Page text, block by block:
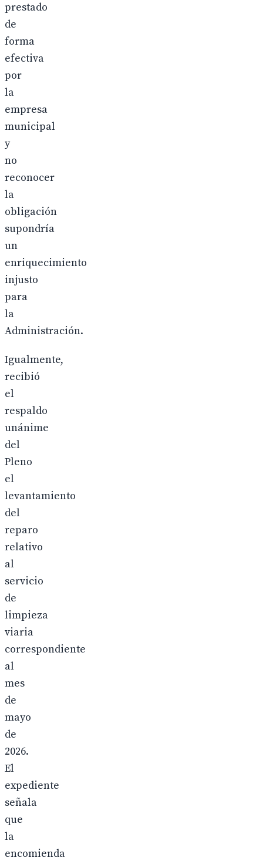
prestado
de
forma
efectiva
por
la
empresa
municipal
y
no
reconocer
la
obligación
supondría
un
enriquecimiento
injusto
para
la
Administración.
Igualmente,
recibió
el
respaldo
unánime
del
Pleno
el
levantamiento
del
reparo
relativo
al
servicio
de
limpieza
viaria
correspondiente
al
mes
de
mayo
de
2026.
El
expediente
señala
que
la
encomienda